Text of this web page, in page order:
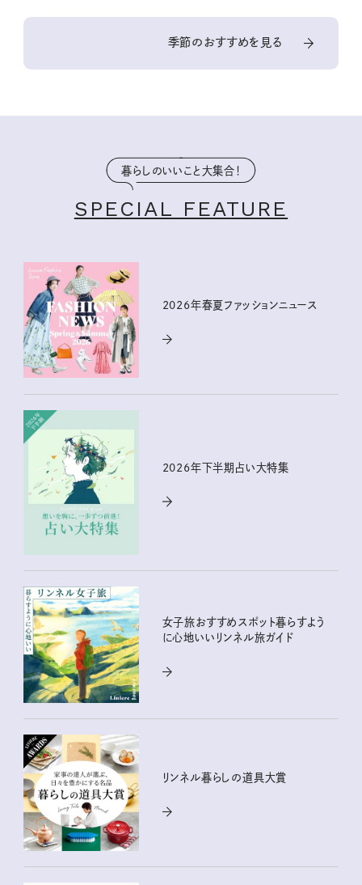
季節のおすすめを見る
暮らしのいいこと大集合！
SPECIAL FEATURE
2026年春夏ファッションニュース
2026年下半期占い大特集
女子旅おすすめスポット暮らすよう
に心地いいリンネル旅ガイド
リンネル暮らしの道具大賞